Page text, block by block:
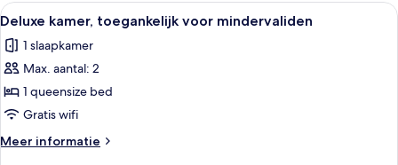
Alle
foto's
voor
Deluxe
kamer,
toegankelijk
voor
mindervaliden
Een hotelkamer met een groot bed,
5
Deluxe kamer, toegankelijk voor mindervaliden
1 slaapkamer
Max. aantal: 2
1 queensize bed
Gratis wifi
Meer informatie
Meer